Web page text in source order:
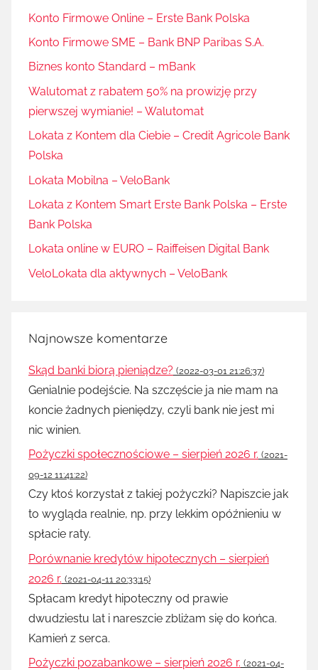
Konto Firmowe Online – Erste Bank Polska
Konto Firmowe SME – Bank BNP Paribas S.A.
Biznes konto Standard – mBank
Walutomat z rabatem 50% na prowizję przy
pierwszej wymianie! – Walutomat
Lokata z Kontem dla Ciebie – Credit Agricole Bank
Polska
Lokata Mobilna – VeloBank
Lokata z Kontem Smart Erste Bank Polska – Erste
Bank Polska
Lokata online w EURO – Raiffeisen Digital Bank
VeloLokata dla aktywnych – VeloBank
Najnowsze komentarze
Skąd banki biorą pieniądze? (2022-03-01 21:26:37)
Genialnie podejście. Na szczęście ja nie mam na
koncie żadnych pieniędzy, czyli bank nie jest mi
nic winien.
Pożyczki społecznościowe – sierpień 2026 r. (2021-
09-12 11:41:22)
Czy ktoś korzystał z takiej pożyczki? Napiszcie jak
to wygląda realnie, np. przy lekkim opóźnieniu w
spłacie raty.
Porównanie kredytów hipotecznych – sierpień
2026 r. (2021-04-11 20:33:15)
Spłacam kredyt hipoteczny od prawie
dwudziestu lat i nareszcie zbliżam się do końca.
Kamień z serca.
Pożyczki pozabankowe – sierpień 2026 r. (2021-04-